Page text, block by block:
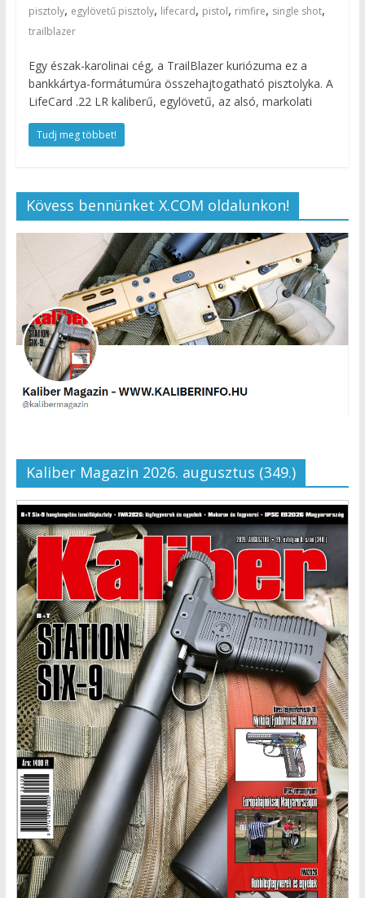
pisztoly, egylövetű pisztoly, lifecard, pistol, rimfire, single shot,
trailblazer
Egy észak-karolinai cég, a TrailBlazer kuriózuma ez a
bankkártya-formátumúra összehajtogatható pisztolyka. A
LifeCard .22 LR kaliberű, egylövetű, az alsó, markolati
Tudj meg többet!
Kövess bennünket X.COM oldalunkon!
Kaliber Magazin 2026. augusztus (349.)